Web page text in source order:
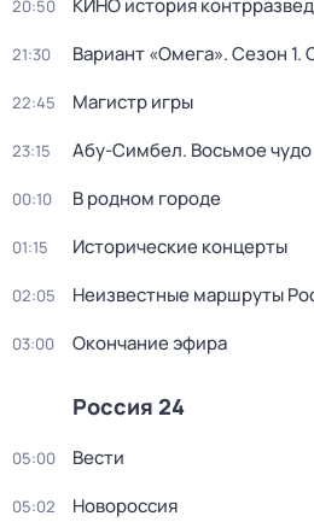
20:50 КИНО история
21:30 Вариант «Омега». Сезон 1.
22:45 Магистр игры
23:15 Абу-Симбел. Восьмое чудо
00:10 В родном городе
01:15 Исторические концерты
02:05 Неизвестные маршруты
03:00 Окончание эфира
Россия 24
05:00 Вести
05:02 Новороссия